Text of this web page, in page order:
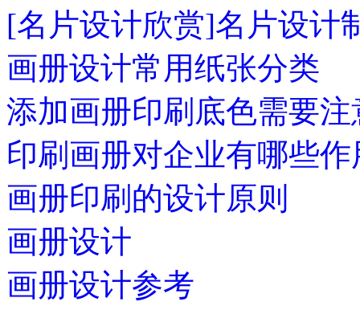
[名片设计欣赏]名片设计
画册设计常用纸张分类
添加画册印刷底色需要
印刷画册对企业有哪些作
画册印刷的设计原则
画册设计
画册设计参考